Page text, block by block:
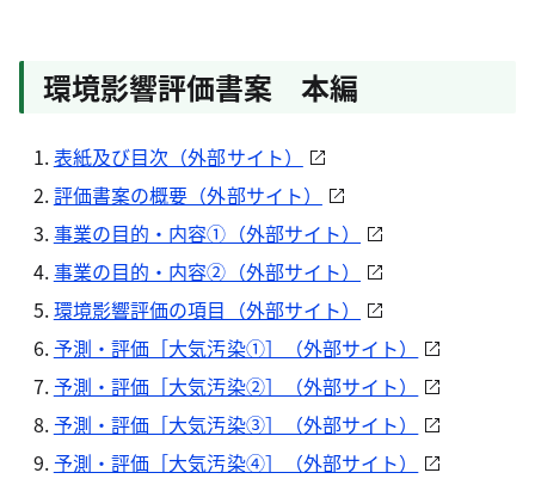
環境影響評価書案 本編
表紙及び目次（外部サイト）
評価書案の概要（外部サイト）
事業の目的・内容①（外部サイト）
事業の目的・内容②（外部サイト）
環境影響評価の項目（外部サイト）
予測・評価［大気汚染①］（外部サイト）
予測・評価［大気汚染②］（外部サイト）
予測・評価［大気汚染③］（外部サイト）
予測・評価［大気汚染④］（外部サイト）